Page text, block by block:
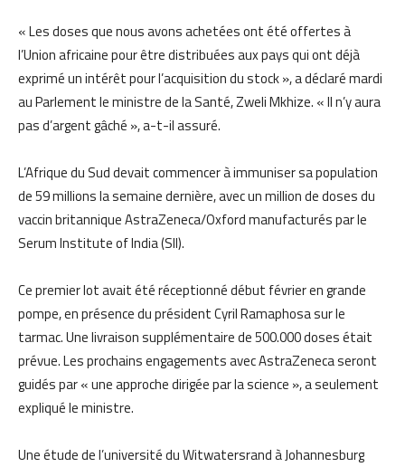
« Les doses que nous avons achetées ont été offertes à
l’Union africaine pour être distribuées aux pays qui ont déjà
exprimé un intérêt pour l’acquisition du stock », a déclaré mardi
au Parlement le ministre de la Santé, Zweli Mkhize. « Il n’y aura
pas d’argent gâché », a-t-il assuré.
L’Afrique du Sud devait commencer à immuniser sa population
de 59 millions la semaine dernière, avec un million de doses du
vaccin britannique AstraZeneca/Oxford manufacturés par le
Serum Institute of India (SII).
Ce premier lot avait été réceptionné début février en grande
pompe, en présence du président Cyril Ramaphosa sur le
tarmac. Une livraison supplémentaire de 500.000 doses était
prévue. Les prochains engagements avec AstraZeneca seront
guidés par « une approche dirigée par la science », a seulement
expliqué le ministre.
Une étude de l’université du Witwatersrand à Johannesburg